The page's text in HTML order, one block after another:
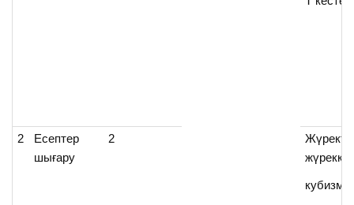
2
Есептер
шығару
2
кубизм,